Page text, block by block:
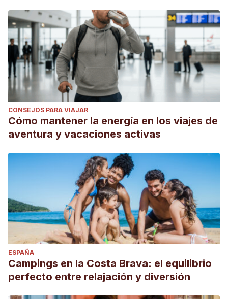
CONSEJOS PARA VIAJAR
Cómo mantener la energía en los viajes de
aventura y vacaciones activas
ESPAÑA
Campings en la Costa Brava: el equilibrio
perfecto entre relajación y diversión